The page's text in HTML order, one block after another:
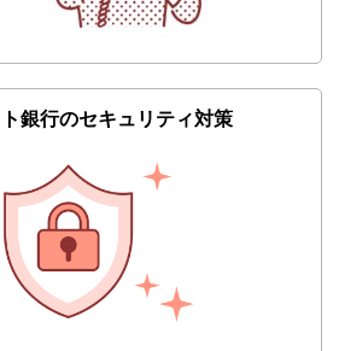
銀行のセキュリティ対策